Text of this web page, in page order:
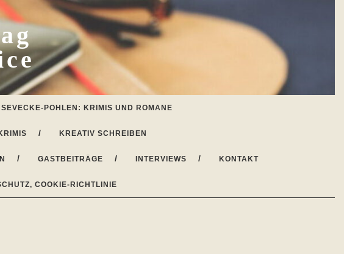
POHLEN: KRIMIS UND ROMANE
KREATIV SCHREIBEN
GASTBEITRÄGE INTERVIEWS KONTAKT
COOKIE-RICHTLINIE